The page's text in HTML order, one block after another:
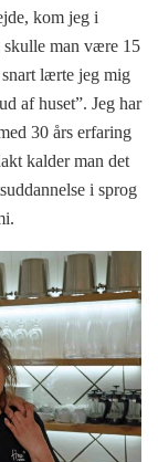
kom jeg i
skulle man være 15
lærte jeg mig
af huset”. Jeg har
30 års erfaring
kalder man det
i sprog